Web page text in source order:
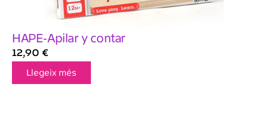
HAPE-Apilar y contar
12,90 €
Llegeix més